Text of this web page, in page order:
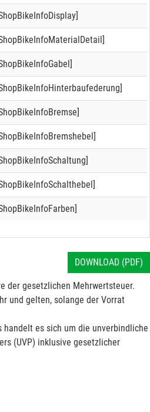
DOWNLOAD (PDF)
der gesetzlichen Mehrwertsteuer.
und gelten, solange der Vorrat
es sich um die unverbindliche
(UVP) inklusive gesetzlicher